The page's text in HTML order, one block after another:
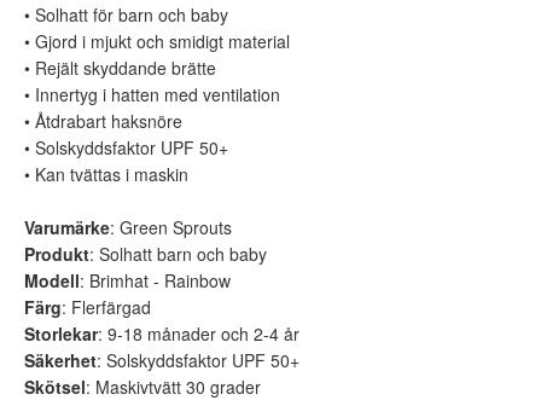
• Solhatt för barn och baby
• Gjord i mjukt och smidigt material
• Rejält skyddande brätte
• Innertyg i hatten med ventilation
• Åtdrabart haksnöre
• Solskyddsfaktor UPF 50+
• Kan tvättas i maskin
Varumärke: Green Sprouts
Produkt: Solhatt barn och baby
Modell: Brimhat - Rainbow
Färg: Flerfärgad
Storlekar: 9-18 månader och 2-4 år
Säkerhet: Solskyddsfaktor UPF 50+
Skötsel: Maskivtvätt 30 grader